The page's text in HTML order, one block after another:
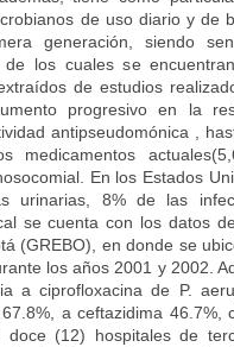
de uso diario y de
generación, siendo
de los cuales se
de estudios
progresivo en la
antipseudomónica ,
medicamentos
En los Estados
urinarias, 8% de las
se cuenta con los datos
(GREBO), en donde se
los años 2001 y 2002.
a ciprofloxacina de P.
a ceftazidima 46.7%,
(12) hospitales de